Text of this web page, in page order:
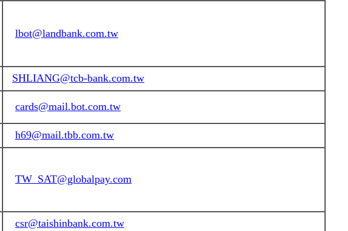
lbot@landbank.com.tw
SHLIANG@tcb-bank.com.tw
cards@mail.bot.com.tw
h69@mail.tbb.com.tw
TW_SAT@globalpay.com
csr@taishinbank.com.tw